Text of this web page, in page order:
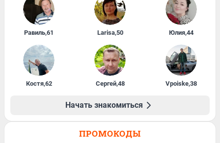
Равиль,61 Larisa,50 Юлия,44
Костя,62 Сергей,48 Vpoiske,38
Начать знакомиться
ПРОМОКОДЫ